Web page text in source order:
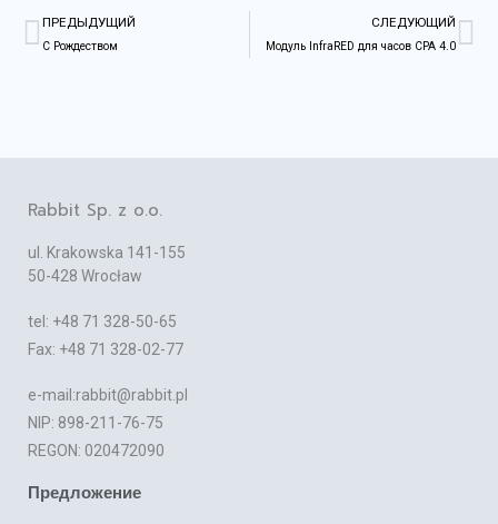
n
k
t
Пред
ПРЕДЫДУЩИЙ
С Рождеством
СЛЕДУЮЩИЙ
Модуль InfraRED для часов CPA 4.0
Rabbit Sp. z o.o.
ul. Krakowska 141-155
50-428 Wrocław
tel: +48 71 328-50-65
Fax: +48 71 328-02-77
e-mail:rabbit@rabbit.pl
NIP: 898-211-76-75
REGON: 020472090
Предложение